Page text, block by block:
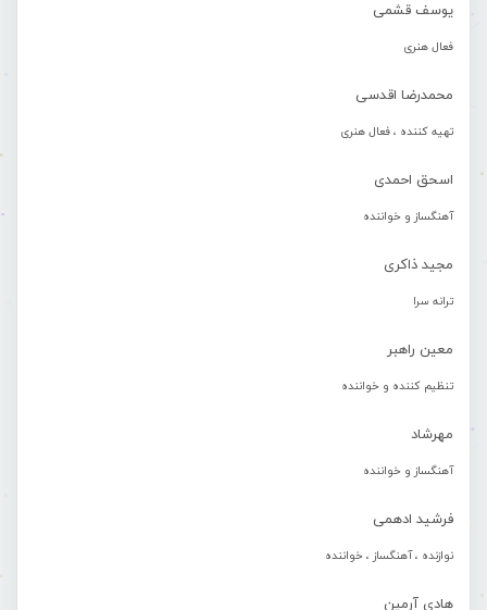
یوسف قشمی
فعال هنری
محمدرضا اقدسی
تهیه کننده ، فعال هنری
اسحق احمدی
آهنگساز و خواننده
مجید ذاکری
ترانه سرا
معین راهبر
تنظیم کننده و خواننده
مهرشاد
آهنگساز و خواننده
فرشید ادهمی
نوازنده ، آهنگساز ، خواننده
هادی آرمین